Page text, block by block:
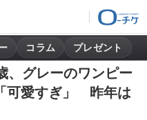
コラム プレゼント
、グレーのワンピー
可愛すぎ」 昨年は